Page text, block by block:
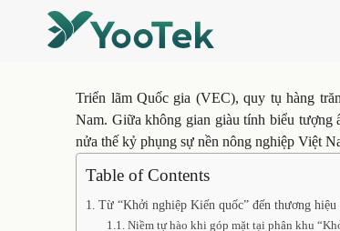
Triển lãm Quốc gia (VEC), quy tụ hàng
Nam. Giữa không gian giàu tính biểu tượng
nửa thế kỷ phụng sự nền nông nghiệp Việt
Table of Contents
Từ “Khởi nghiệp Kiến quốc” đến thương hiệu
Niềm tự hào khi góp mặt tại phân khu